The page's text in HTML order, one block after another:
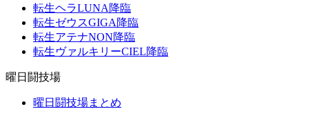
転生ヘラLUNA降臨
転生ゼウスGIGA降臨
転生アテナNON降臨
転生ヴァルキリーCIEL降臨
曜日闘技場
曜日闘技場まとめ